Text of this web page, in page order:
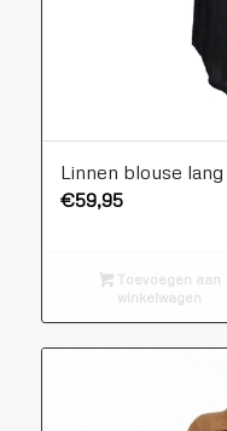
Linnen blouse
€59,95
Toevoegen aan
winkelwagen